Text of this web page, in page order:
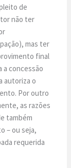
de
não ter
mas ter
final
a concessão
autoriza o
Por outro
as razões
também
– ou seja,
requerida